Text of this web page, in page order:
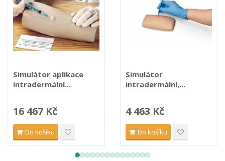
Simulátor aplikace
intradermální...
16 467 Kč
Do košíku
Simulátor
intradermální,...
4 463 Kč
Do košíku